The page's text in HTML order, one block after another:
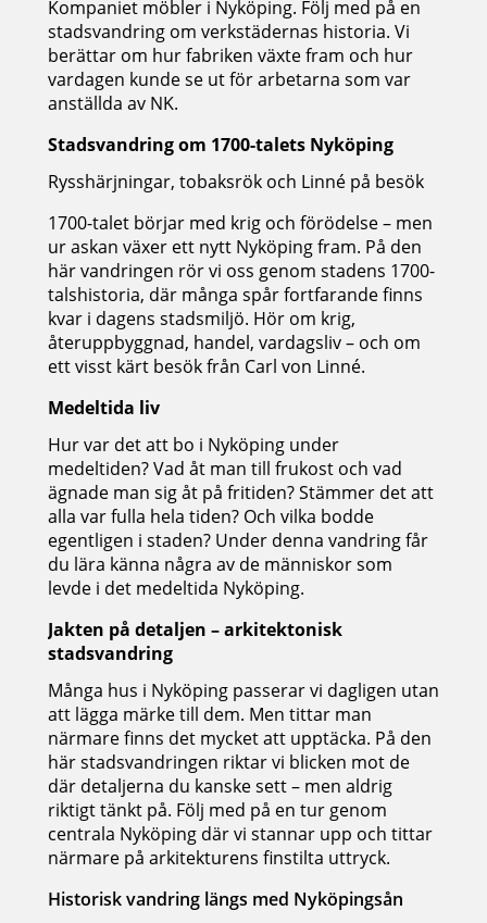
Kompaniet möbler i Nyköping. Följ med på en
stadsvandring om verkstädernas historia. Vi
berättar om hur fabriken växte fram och hur
vardagen kunde se ut för arbetarna som var
anställda av NK.
Stadsvandring om 1700-talets Nyköping
Rysshärjningar, tobaksrök och Linné på besök
1700-talet börjar med krig och förödelse – men
ur askan växer ett nytt Nyköping fram. På den
här vandringen rör vi oss genom stadens 1700-
talshistoria, där många spår fortfarande finns
kvar i dagens stadsmiljö. Hör om krig,
återuppbyggnad, handel, vardagsliv – och om
ett visst kärt besök från Carl von Linné.
Medeltida liv
Hur var det att bo i Nyköping under
medeltiden? Vad åt man till frukost och vad
ägnade man sig åt på fritiden? Stämmer det att
alla var fulla hela tiden? Och vilka bodde
egentligen i staden? Under denna vandring får
du lära känna några av de människor som
levde i det medeltida Nyköping.
Jakten på detaljen – arkitektonisk
stadsvandring
Många hus i Nyköping passerar vi dagligen utan
att lägga märke till dem. Men tittar man
närmare finns det mycket att upptäcka. På den
här stadsvandringen riktar vi blicken mot de
där detaljerna du kanske sett – men aldrig
riktigt tänkt på. Följ med på en tur genom
centrala Nyköping där vi stannar upp och tittar
närmare på arkitekturens finstilta uttryck.
Historisk vandring längs med Nyköpingsån